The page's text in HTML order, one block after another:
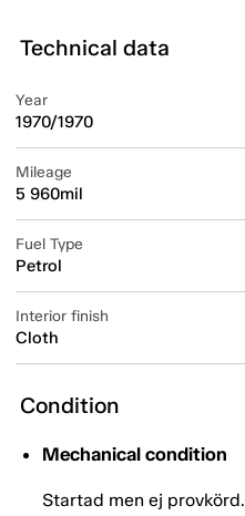
Technical data
Year
1970/1970
Mileage
5 960mil
Fuel Type
Petrol
Interior finish
Cloth
Condition
Mechanical condition
Startad men ej